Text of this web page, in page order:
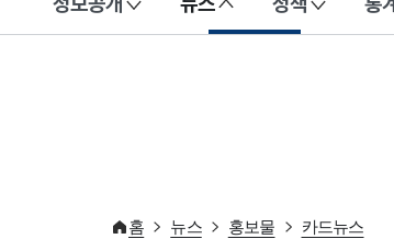
이 누리집은 대한민국 공식 전자정부 누리집입니다.
홈 뉴스 홍보물 카드뉴스